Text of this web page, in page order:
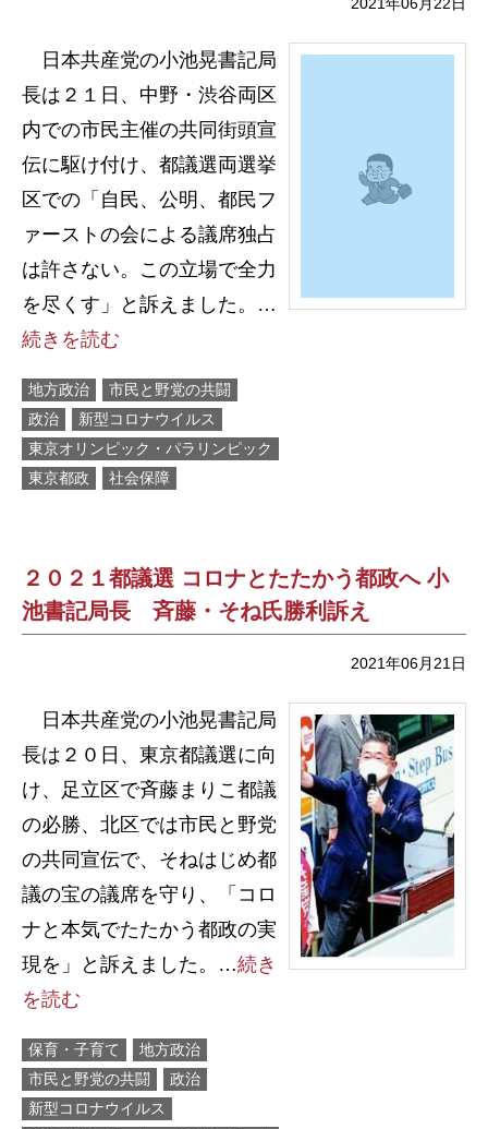
日本共産党の小池晃書記局
長は２１日、中野・渋谷両区
内での市民主催の共同街頭宣
伝に駆け付け、都議選両選挙
区での「自民、公明、都民フ
ァーストの会による議席独占
は許さない。この立場で全力
を尽くす」と訴えました。…
続きを読む
地方政治
市民と野党の共闘
政治
新型コロナウイルス
東京オリンピック・パラリンピック
東京都政
社会保障
２０２１都議選 コロナとたたかう都政へ 小
池書記局長 斉藤・そね氏勝利訴え
2021年06月21日
日本共産党の小池晃書記局
長は２０日、東京都議選に向
け、足立区で斉藤まりこ都議
の必勝、北区では市民と野党
の共同宣伝で、そねはじめ都
議の宝の議席を守り、「コロ
ナと本気でたたかう都政の実
現を」と訴えました。…続き
を読む
保育・子育て
地方政治
市民と野党の共闘
政治
新型コロナウイルス